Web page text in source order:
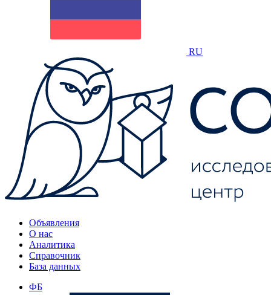
RU
Объявления
О нас
Аналитика
Справочник
База данных
ФБ